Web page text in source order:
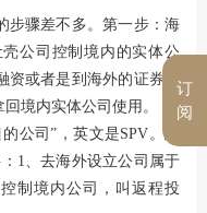
步骤差不多。第一步：海
公司控制境内的实体公
资或者是到海外的证券市
境内实体公司使用。
公司”，英文是SPV。总
1、去海外设立公司属于
制境内公司，叫返程投
订
阅